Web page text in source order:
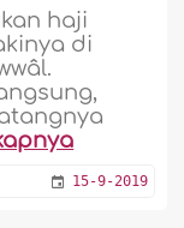
haji
di
15-9-2019